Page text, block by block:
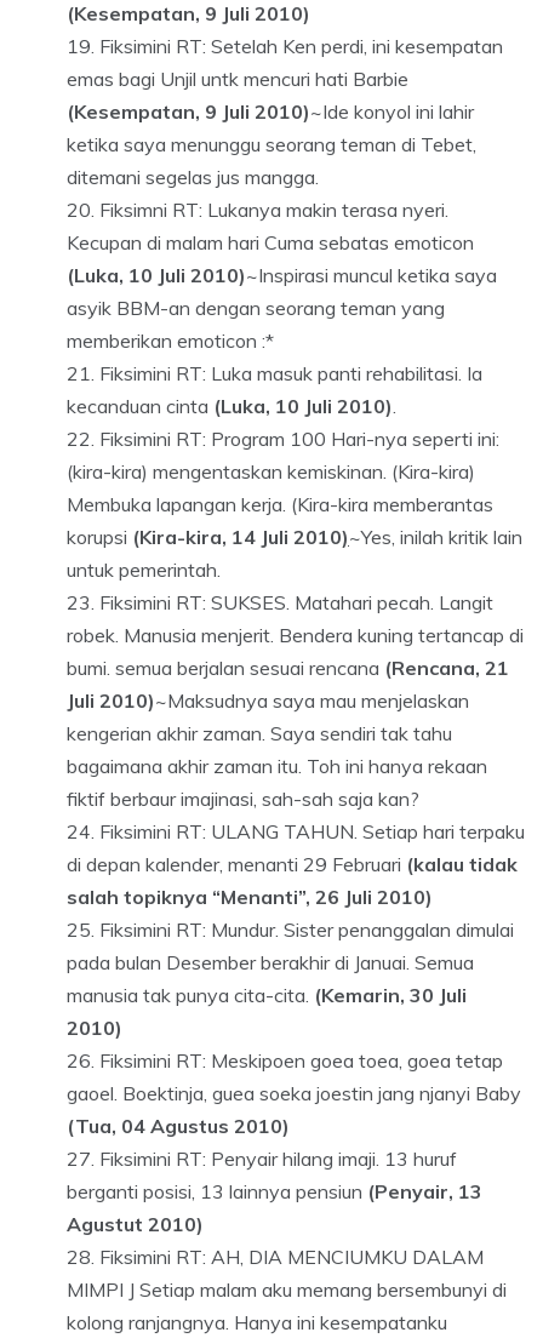
(Kesempatan, 9 Juli 2010)
Fiksimini RT: Setelah Ken perdi, ini kesempatan
emas bagi Unjil untk mencuri hati Barbie
(Kesempatan, 9 Juli 2010)~Ide konyol ini lahir
ketika saya menunggu seorang teman di Tebet,
ditemani segelas jus mangga.
Fiksimni RT: Lukanya makin terasa nyeri.
Kecupan di malam hari Cuma sebatas emoticon
(Luka, 10 Juli 2010)~Inspirasi muncul ketika saya
asyik BBM-an dengan seorang teman yang
memberikan emoticon :*
Fiksimini RT: Luka masuk panti rehabilitasi. Ia
kecanduan cinta (Luka, 10 Juli 2010).
Fiksimini RT: Program 100 Hari-nya seperti ini:
(kira-kira) mengentaskan kemiskinan. (Kira-kira)
Membuka lapangan kerja. (Kira-kira memberantas
korupsi (Kira-kira, 14 Juli 2010)~Yes, inilah kritik lain
untuk pemerintah.
Fiksimini RT: SUKSES. Matahari pecah. Langit
robek. Manusia menjerit. Bendera kuning tertancap di
bumi. semua berjalan sesuai rencana (Rencana, 21
Juli 2010)~Maksudnya saya mau menjelaskan
kengerian akhir zaman. Saya sendiri tak tahu
bagaimana akhir zaman itu. Toh ini hanya rekaan
fiktif berbaur imajinasi, sah-sah saja kan?
Fiksimini RT: ULANG TAHUN. Setiap hari terpaku
di depan kalender, menanti 29 Februari (kalau tidak
salah topiknya “Menanti”, 26 Juli 2010)
Fiksimini RT: Mundur. Sister penanggalan dimulai
pada bulan Desember berakhir di Januai. Semua
manusia tak punya cita-cita. (Kemarin, 30 Juli
2010)
Fiksimini RT: Meskipoen goea toea, goea tetap
gaoel. Boektinja, guea soeka joestin jang njanyi Baby
(Tua, 04 Agustus 2010)
Fiksimini RT: Penyair hilang imaji. 13 huruf
berganti posisi, 13 lainnya pensiun (Penyair, 13
Agustut 2010)
Fiksimini RT: AH, DIA MENCIUMKU DALAM
MIMPI J Setiap malam aku memang bersembunyi di
kolong ranjangnya. Hanya ini kesempatanku